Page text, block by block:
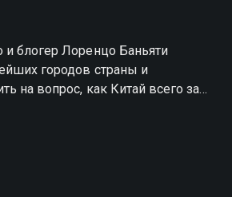
и блогер Лоренцо Баньяти
городов страны и
на вопрос, как Китай всего за
лет превратился в одну из